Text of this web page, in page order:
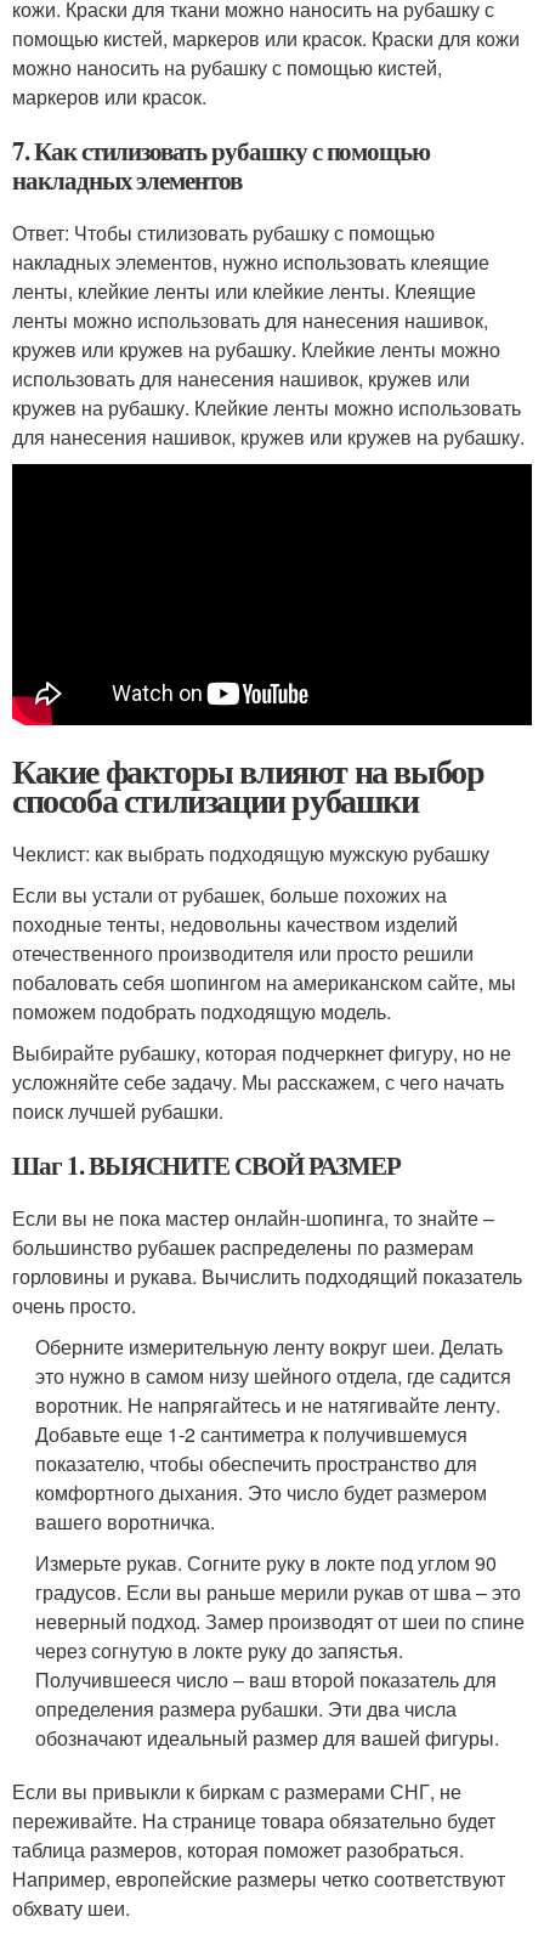
кожи. Краски для ткани можно наносить на рубашку с
помощью кистей, маркеров или красок. Краски для кожи
можно наносить на рубашку с помощью кистей,
маркеров или красок.
7. Как стилизовать рубашку с помощью
накладных элементов
Ответ: Чтобы стилизовать рубашку с помощью
накладных элементов, нужно использовать клеящие
ленты, клейкие ленты или клейкие ленты. Клеящие
ленты можно использовать для нанесения нашивок,
кружев или кружев на рубашку. Клейкие ленты можно
использовать для нанесения нашивок, кружев или
кружев на рубашку. Клейкие ленты можно использовать
для нанесения нашивок, кружев или кружев на рубашку.
Какие факторы влияют на выбор
способа стилизации рубашки
Чеклист: как выбрать подходящую мужскую рубашку
Если вы устали от рубашек, больше похожих на
походные тенты, недовольны качеством изделий
отечественного производителя или просто решили
побаловать себя шопингом на американском сайте, мы
поможем подобрать подходящую модель.
Выбирайте рубашку, которая подчеркнет фигуру, но не
усложняйте себе задачу. Мы расскажем, с чего начать
поиск лучшей рубашки.
Шаг 1. ВЫЯСНИТЕ СВОЙ РАЗМЕР
Если вы не пока мастер онлайн-шопинга, то знайте –
большинство рубашек распределены по размерам
горловины и рукава. Вычислить подходящий показатель
очень просто.
Оберните измерительную ленту вокруг шеи. Делать
это нужно в самом низу шейного отдела, где садится
воротник. Не напрягайтесь и не натягивайте ленту.
Добавьте еще 1-2 сантиметра к получившемуся
показателю, чтобы обеспечить пространство для
комфортного дыхания. Это число будет размером
вашего воротничка.
Измерьте рукав. Согните руку в локте под углом 90
градусов. Если вы раньше мерили рукав от шва – это
неверный подход. Замер производят от шеи по спине
через согнутую в локте руку до запястья.
Получившееся число – ваш второй показатель для
определения размера рубашки. Эти два числа
обозначают идеальный размер для вашей фигуры.
Если вы привыкли к биркам с размерами СНГ, не
переживайте. На странице товара обязательно будет
таблица размеров, которая поможет разобраться.
Например, европейские размеры четко соответствуют
обхвату шеи.